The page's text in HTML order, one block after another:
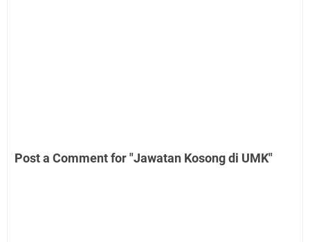
Post a Comment for "Jawatan Kosong di UMK"